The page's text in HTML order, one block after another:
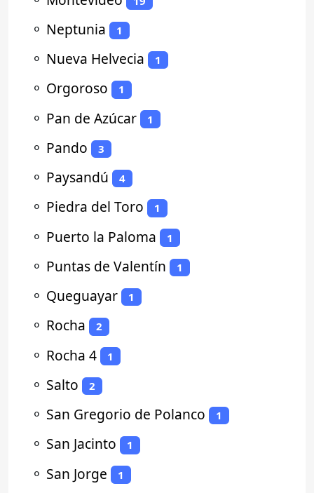
⚬ Neptunia 1
⚬ Nueva Helvecia 1
⚬ Orgoroso 1
⚬ Pan de Azúcar 1
⚬ Pando 3
⚬ Paysandú 4
⚬ Piedra del Toro 1
⚬ Puerto la Paloma 1
⚬ Puntas de Valentín 1
⚬ Queguayar 1
⚬ Rocha 2
⚬ Rocha 4 1
⚬ Salto 2
⚬ San Gregorio de Polanco 1
⚬ San Jacinto 1
⚬ San Jorge 1